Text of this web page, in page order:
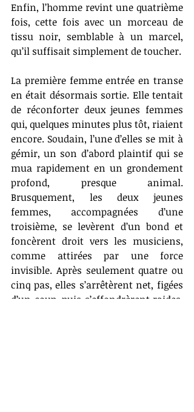
Enfin, l’homme revint une quatrième
fois, cette fois avec un morceau de
tissu noir, semblable à un marcel,
qu’il suffisait simplement de toucher.
La première femme entrée en transe
en était désormais sortie. Elle tentait
de réconforter deux jeunes femmes
qui, quelques minutes plus tôt, riaient
encore. Soudain, l’une d’elles se mit à
gémir, un son d’abord plaintif qui se
mua rapidement en un grondement
profond, presque animal.
Brusquement, les deux jeunes
femmes, accompagnées d’une
troisième, se levèrent d’un bond et
foncèrent droit vers les musiciens,
comme attirées par une force
invisible. Après seulement quatre ou
cinq pas, elles s’arrêtèrent net, figées
d’un coup, puis s’effondrèrent raides,